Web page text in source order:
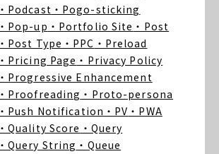
・Podcast ・Pogo-sticking
・Pop-up ・Portfolio Site ・Post
・Post Type ・PPC ・Preload
・Pricing Page ・Privacy Policy
・Progressive Enhancement
・Proofreading ・Proto-persona
・Push Notification ・PV ・PWA
・Quality Score ・Query
・Query String ・Queue